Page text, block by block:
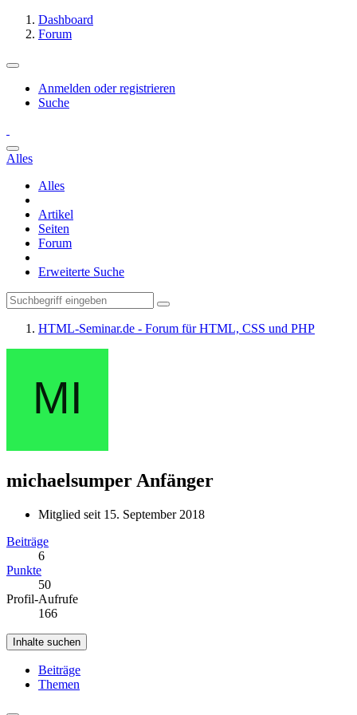
Dashboard
Forum
Anmelden oder registrieren
Suche
Alles
Alles
Artikel
Seiten
Forum
Erweiterte Suche
HTML-Seminar.de - Forum für HTML, CSS und PHP
michaelsumper Anfänger
Mitglied seit 15. September 2018
Beiträge
6
Punkte
50
Profil-Aufrufe
166
Inhalte suchen
Beiträge
Themen